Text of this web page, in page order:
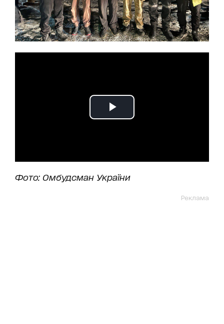
Фото: Омбудсман України
Реклама